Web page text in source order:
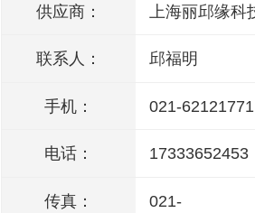
供应商： 上海丽邱缘科
联系人： 邱福明
手机： 021-62121771
电话： 17333652453
传真： 021-